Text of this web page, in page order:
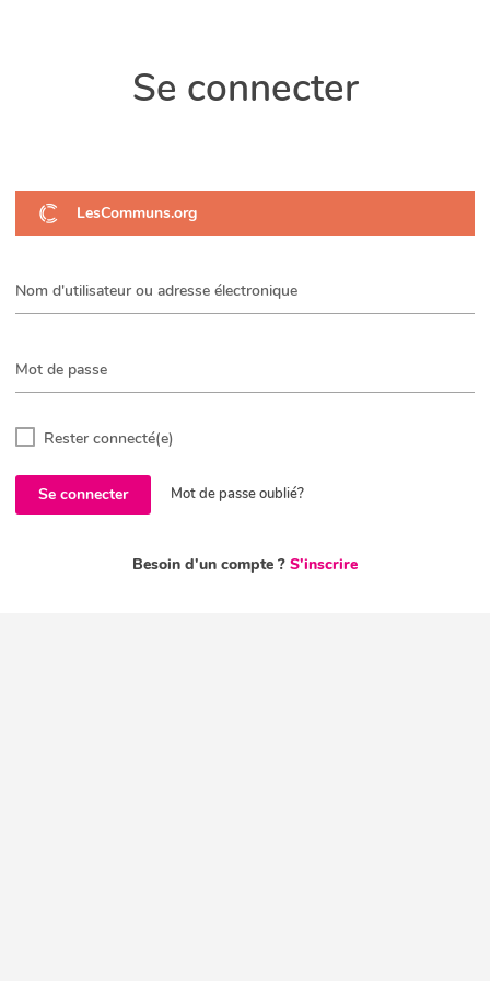
CARTOGRAPHIE NATIONALE DES
RESSOURCES LOCALES
Se connecter
LesCommuns.org
Nom d'utilisateur ou adresse électronique
Mot de passe
Rester connecté(e)
Se connecter Mot de passe oublié?
Besoin d'un compte ? S'inscrire